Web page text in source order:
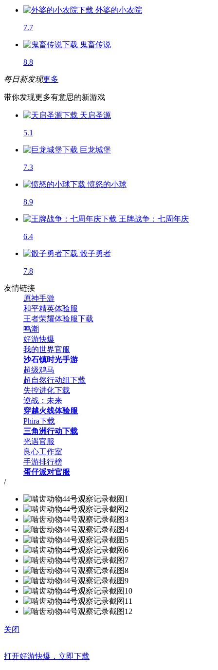
外婆的小农院
7.7
鬼畜传说
8.8
每日新发现更多
带你发现更多有意思的新游戏
天启圣源
5.1
巨龙城堡
7.3
愤怒的小球
8.9
王牌战争：七周年庆
6.4
骰子勇者
7.8
友情链接
原神手游
和平精英体验服
王者荣耀体验服下载
鸣潮
好游快爆
我的世界官服
沙石镇时光手游
超级鸡马
超自然行动组下载
失控进化下载
逆战：未来
穿越火线体验服
Phira下载
三角洲行动下载
光遇官服
良心工作室
手游排行榜
蛋仔派对官服
/
关闭
打开好游快爆，立即下载